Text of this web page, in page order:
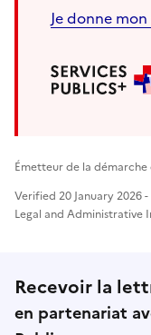
Je donne mon
Émetteur de la démarche
Verified 20 January 2026
Legal and Administrative
Recevoir la
en partenariat